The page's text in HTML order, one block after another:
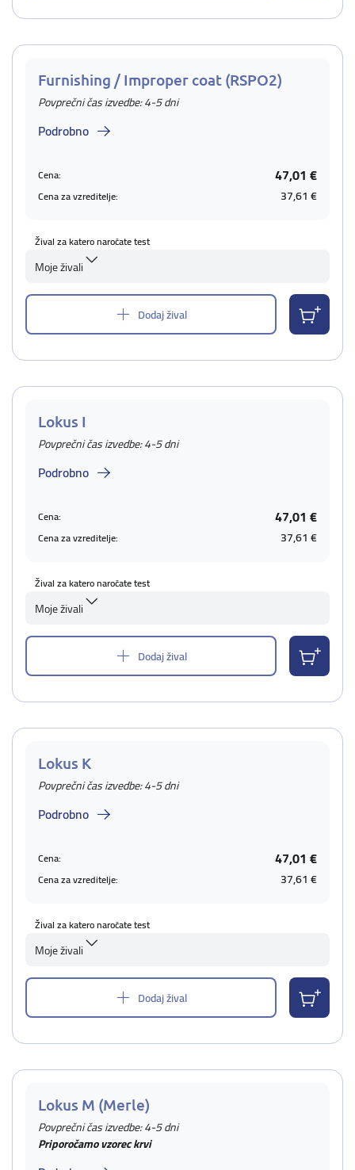
Furnishing / Improper coat (RSPO2)
Povprečni čas izvedbe: 4-5 dni
Podrobno
Cena: 47,01 €
Cena za vzreditelje: 37,61 €
Žival za katero naročate test
Moje živali
Dodaj žival
Lokus I
Povprečni čas izvedbe: 4-5 dni
Podrobno
Cena: 47,01 €
Cena za vzreditelje: 37,61 €
Žival za katero naročate test
Moje živali
Dodaj žival
Lokus K
Povprečni čas izvedbe: 4-5 dni
Podrobno
Cena: 47,01 €
Cena za vzreditelje: 37,61 €
Žival za katero naročate test
Moje živali
Dodaj žival
Lokus M (Merle)
Povprečni čas izvedbe: 4-5 dni
Priporočamo vzorec krvi